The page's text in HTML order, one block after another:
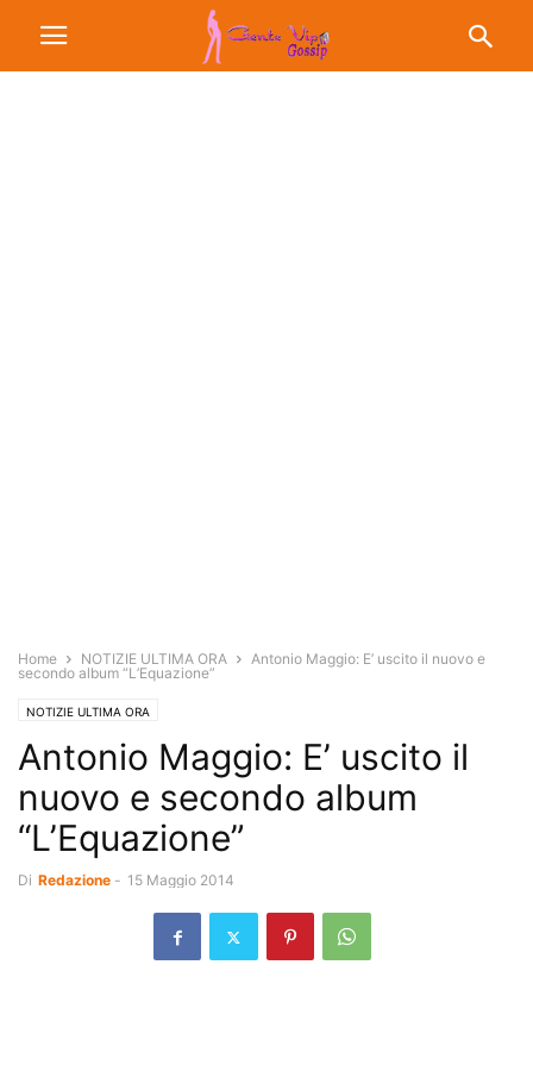
Home NOTIZIE ULTIMA ORA
Antonio Maggio: E’ uscito il nuovo e
secondo album “L’Equazione”
NOTIZIE ULTIMA ORA
Antonio Maggio: E’ uscito il
nuovo e secondo album
“L’Equazione”
Di Redazione - 15 Maggio 2014